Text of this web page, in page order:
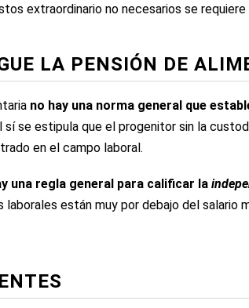
extraordinario no necesarios se
LA PENSIÓN DE
no hay una norma general que
sí se estipula que el progenitor sin la
en el campo laboral.
una regla general para calificar la
laborales están muy por debajo del